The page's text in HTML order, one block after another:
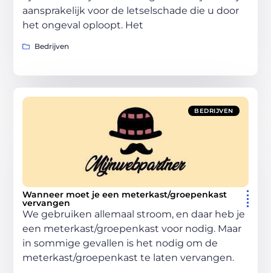
aansprakelijk voor de letselschade die u door
het ongeval oploopt. Het
Bedrijven
BEDRIJVEN
Wanneer moet je een meterkast/groepenkast
vervangen
We gebruiken allemaal stroom, en daar heb je
een meterkast/groepenkast voor nodig. Maar
in sommige gevallen is het nodig om de
meterkast/groepenkast te laten vervangen.